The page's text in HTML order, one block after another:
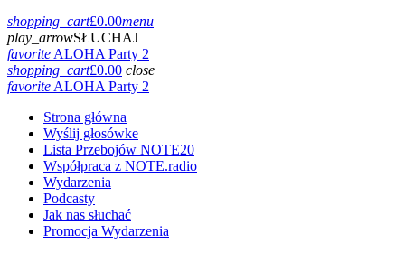
shopping_cart£0.00menu
play_arrowSŁUCHAJ
favoriteALOHA Party 2
shopping_cart£0.00 close
favoriteALOHA Party 2
Strona główna
Wyślij głosówke
Lista Przebojów NOTE20
Współpraca z NOTE.radio
Wydarzenia
Podcasty
Jak nas słuchać
Promocja Wydarzenia